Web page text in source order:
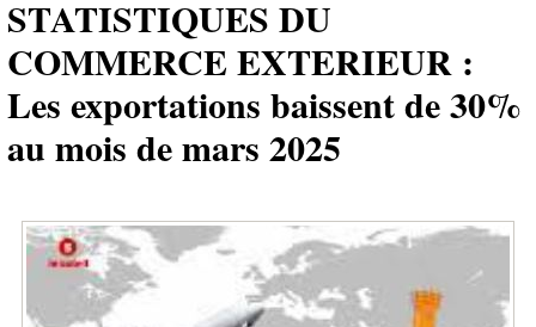
STATISTIQUES DU
COMMERCE EXTERIEUR :
Les exportations baissent de 30%
au mois de mars 2025